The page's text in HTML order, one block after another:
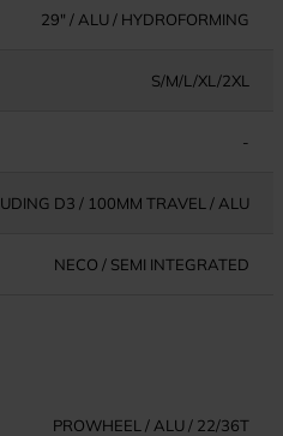
29" / ALU / HYDROFORMING
S/M/L/XL/2XL
-
UDING D3 / 100MM TRAVEL / ALU
NECO / SEMI INTEGRATED
PROWHEEL / ALU / 22/36T